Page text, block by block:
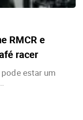
RMCR e
racer
estar um